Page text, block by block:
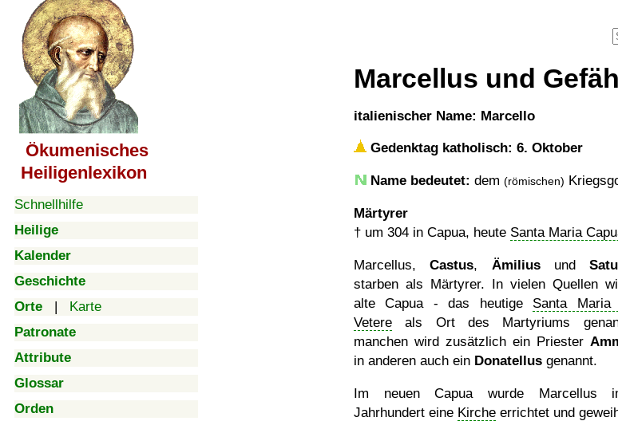
Ökumenisches
Heiligenlexikon
Schnellhilfe
Heilige
Kalender
Geschichte
Orte | Karte
Patronate
Attribute
Glossar
Orden
Marcellus und
italienischer Name: Marcello
Gedenktag katholisch: 6. Oktober
Name bedeutet: dem (römischen)
Märtyrer
† um 304 in Capua, heute Santa Maria
Marcellus,Castus, Ämiliusund
starben als Märtyrer. In vielen Quellen
alte Capua - das heutige Santa Maria
Vetere als Ort des Martyriums
manchen wird zusätzlich ein Priester
in anderen auch ein Donatellus genannt.
Im neuen Capua wurde Marcellus
Jahrhundert eine Kirche errichtet und